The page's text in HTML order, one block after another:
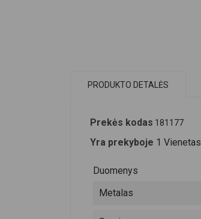
PRODUKTO DETALĖS
Prekės kodas 181177
Yra prekyboje 1 Vienetas
Duomenys
Metalas